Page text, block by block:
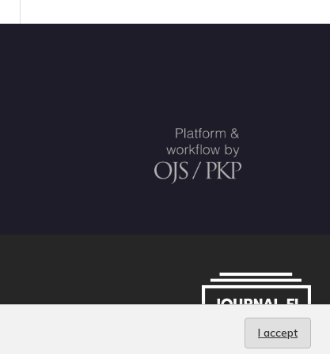
I accept